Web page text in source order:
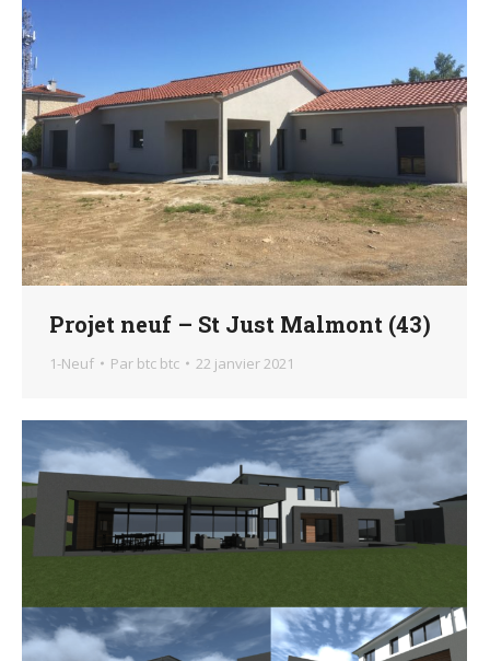
Projet neuf – St Just Malmont (43)
1-Neuf Par btc btc 22 janvier 2021